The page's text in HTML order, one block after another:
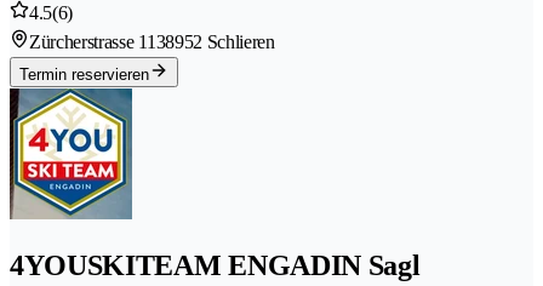
4.5(6)
Zürcherstrasse 1138952 Schlieren
Termin reservieren
4YOUSKITEAM ENGADIN Sagl